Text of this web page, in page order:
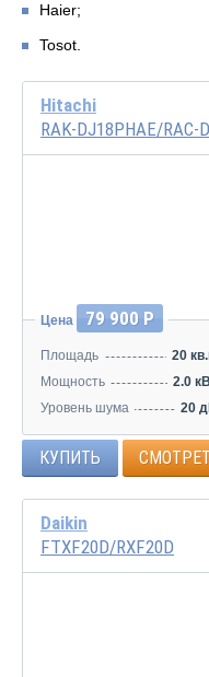
Haier;
Tosot.
Hitachi
RAK-DJ18PHAE/RAC-
Цена 79 900 Р
Площадь
20
Мощность
2.0
Уровень шума
20
КУПИТЬ
Daikin
FTXF20D/RXF20D